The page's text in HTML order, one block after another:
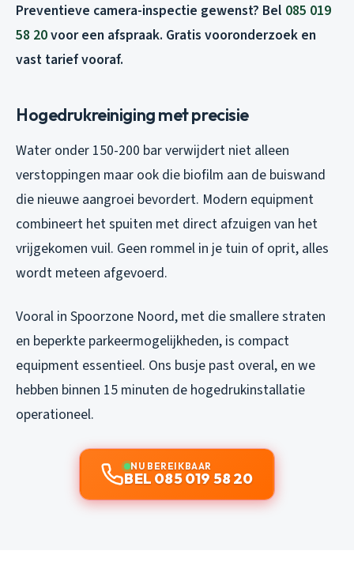
Preventieve camera-inspectie gewenst? Bel 085 019
58 20voor een afspraak. Gratis vooronderzoek en
vast tarief vooraf.
Hogedrukreiniging met precisie
Water onder 150-200 bar verwijdert niet alleen
verstoppingen maar ook die biofilm aan de buiswand
die nieuwe aangroei bevordert. Modern equipment
combineert het spuiten met direct afzuigen van het
vrijgekomen vuil. Geen rommel in je tuin of oprit, alles
wordt meteen afgevoerd.
Vooral in Spoorzone Noord, met die smallere straten
en beperkte parkeermogelijkheden, is compact
equipment essentieel. Ons busje past overal, en we
hebben binnen 15 minuten de hogedrukinstallatie
operationeel.
NU BEREIKBAAR
BEL 085 019 58 20